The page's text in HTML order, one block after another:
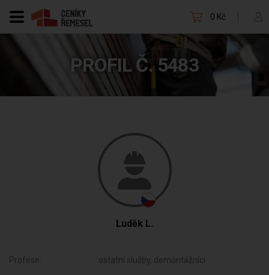
0 Kč
PROFIL Č. 5483
Luděk L.
Profese: ostatní služby, demontážníci